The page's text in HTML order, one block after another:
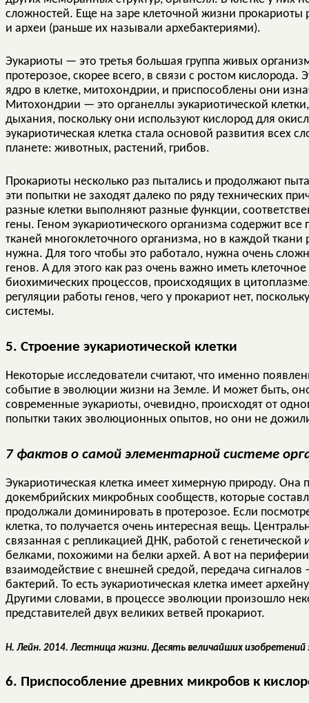
сложностей. Еще на заре клеточной жизни прокариоты
и археи (раньше их называли архебактериями).
Эукариоты — это третья большая группа живых
протерозое, скорее всего, в связи с ростом
ядро в клетке, митохондрии, и приспособлены они
Митохондрии — это органеллы эукариотической
дыхания, поскольку они используют кислород для
эукариотическая клетка стала основой развития
планете: животных, растений, грибов.
Прокариоты несколько раз пытались и продолжают
эти попытки не заходят далеко по ряду технических
разные клетки выполняют разные функции,
гены. Геном эукариотического организма содержит
тканей многоклеточного организма, но в каждой ткани
нужна. Для того чтобы это работало, нужна очень
генов. А для этого как раз очень важно иметь
биохимических процессов, происходящих в
регуляции работы генов, чего у прокариот нет,
системы.
5. Строение эукариотической клетки
Некоторые исследователи считают, что именно
событие в эволюции жизни на Земле. И может быть,
современные эукариоты, очевидно, происходят от
попытки таких эволюционных опытов, но они не
7 фактов о самой элементарной системе
Эукариотическая клетка имеет химерную природу.
докембрийских микробных сообществ, которые
продолжали доминировать в протерозое. Если
клетка, то получается очень интересная вещь.
связанная с репликацией ДНК, работой с
белками, похожими на белки архей. А вот на
взаимодействие с внешней средой, передача
бактерий. То есть эукариотическая клетка имеет
Другими словами, в процессе эволюции произошло
представителей двух великих ветвей прокариот.
Н. Лейн. 2014. Лестница жизни. Десять величайших изобретений
6. Приспособление древних микробов к